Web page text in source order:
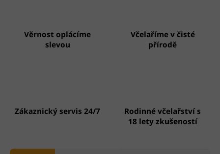
Věrnost oplácíme
slevou
Včelaříme v čisté
přírodě
Zákaznický servis 24/7
Rodinné včelařství s
18 lety zkušeností